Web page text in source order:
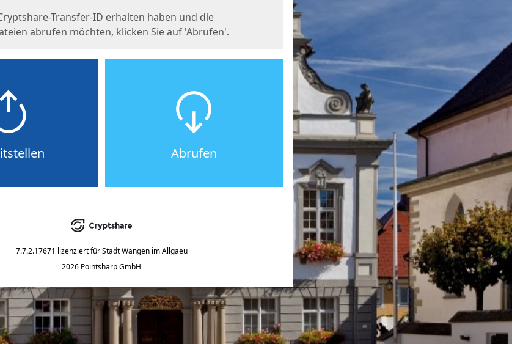
Transfer-ID erhalten haben und die
abrufen möchten, klicken Sie auf 'Abrufen'.
Abrufen
7.7.2.17671 lizenziert für Stadt Wangen im Allgaeu
2026 Pointsharp GmbH